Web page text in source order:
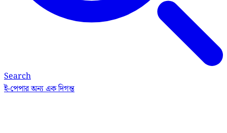
Search
ই-পেপারঅন্য এক দিগন্ত